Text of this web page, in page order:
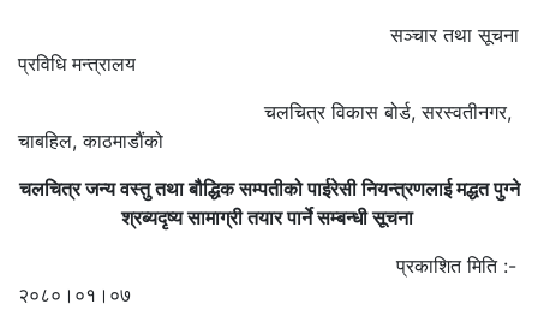
सञ्चार तथा सूचना
प्रविधि मन्त्रालय
चलचित्र विकास बोर्ड, सरस्वतीनगर,
चाबहिल, काठमाडौंको
चलचित्र जन्य वस्तु तथा बौद्धिक सम्पतीको पाईरेसी नियन्त्रणलाई मद्धत पुग्ने
श्रब्यदृष्य सामाग्री तयार पार्ने सम्बन्धी सूचना
प्रकाशित मिति :-
२०८०।०१।०७